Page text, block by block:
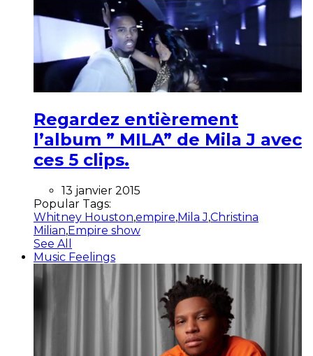
Regardez entièrement
l’album ” MILA” de Mila J avec
ces 5 clips.
13 janvier 2015
Popular Tags:
Whitney Houston,empire,Mila J,Christina
Milian,Empire show
See All
Music Feelings